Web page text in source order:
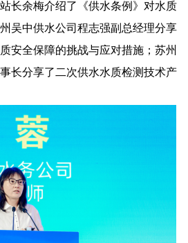
长余梅介绍了《供水条例》对水质
吴中供水公司程志强副总经理分享
安全保障的挑战与应对措施；苏州
长分享了二次供水水质检测技术产